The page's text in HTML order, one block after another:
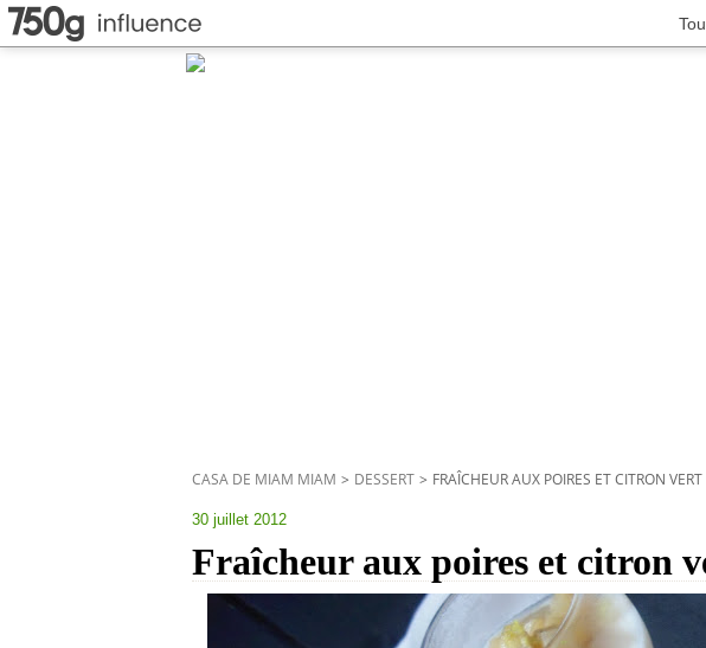
CASA DE MIAM MIAM > DESSERT > FRAÎCHEUR AUX POIRES ET CITRON VERT
30 juillet 2012
Fraîcheur aux poires et citron